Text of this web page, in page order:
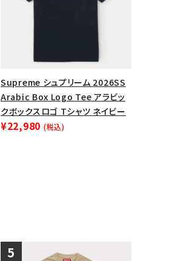
Supreme シュプリーム 2026SS
Arabic Box Logo Tee アラビッ
クボックスロゴ Tシャツ ネイビー
¥22,980 (税込)